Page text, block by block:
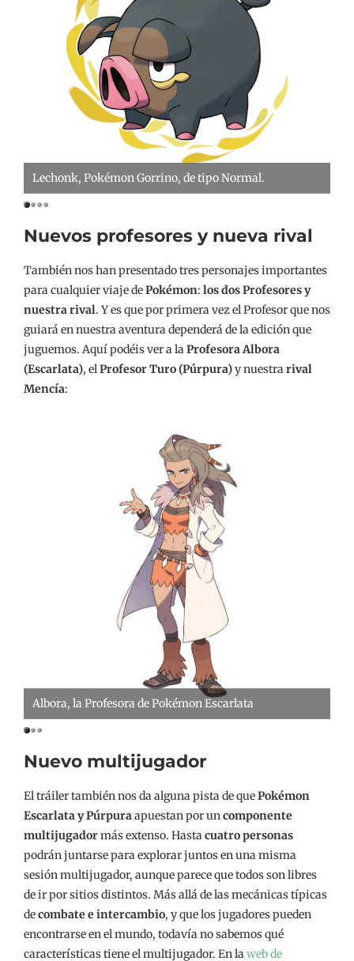
Lechonk, Pokémon Gorrino, de tipo Normal.
Nuevos profesores y nueva rival
También nos han presentado tres personajes importantes
para cualquier viaje dePokémon: los dos Profesores y
nuestra rival. Y es que por primera vez el Profesor que nos
guiará en nuestra aventura dependerá de la edición que
juguemos. Aquí podéis ver a laProfesora Albora
(Escarlata), elProfesor Turo (Púrpura)y nuestrarival
Mencía:
Albora, la Profesora de Pokémon Escarlata
Nuevo multijugador
El tráiler también nos da alguna pista de quePokémon
Escarlata y Púrpuraapuestan por uncomponente
multijugadormás extenso. Hastacuatro personas
podrán juntarse para explorar juntos en una misma
sesión multijugador, aunque parece que todos son libres
de ir por sitios distintos. Más allá de las mecánicas típicas
decombate e intercambio, y que los jugadores pueden
encontrarse en el mundo, todavía no sabemos qué
características tiene el multijugador. En laweb de